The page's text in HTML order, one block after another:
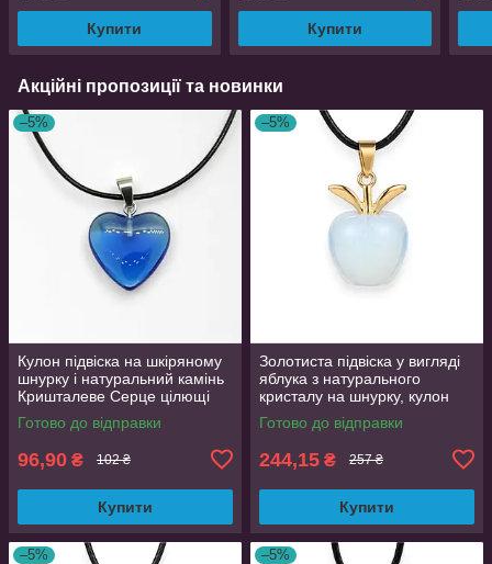
Купити Купити
Акційні пропозиції та новинки
–5%
Кулон підвіска на шкіряному
шнурку і натуральний камінь
Кришталеве Серце цілющі
камені St-0110
Готово до відправки
96,90 ₴ 102 ₴
Купити
–5%
Золотиста підвіска у вигляді
яблука з натурального
кристалу на шнурку, кулон
2.2 см
Готово до відправки
244,15 ₴ 257 ₴
Купити
–5% –5%